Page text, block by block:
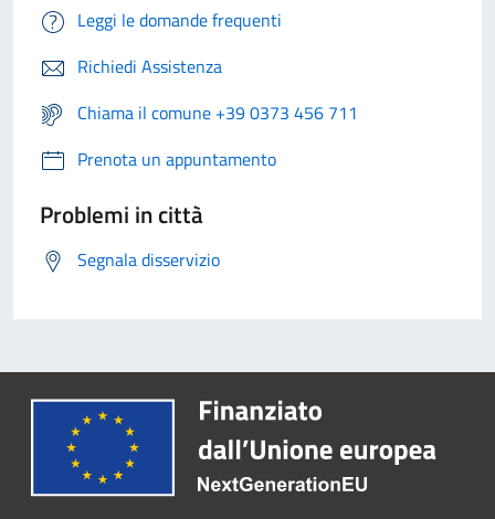
Leggi le domande frequenti
Richiedi Assistenza
Chiama il comune +39 0373 456 711
Prenota un appuntamento
Problemi in città
Segnala disservizio